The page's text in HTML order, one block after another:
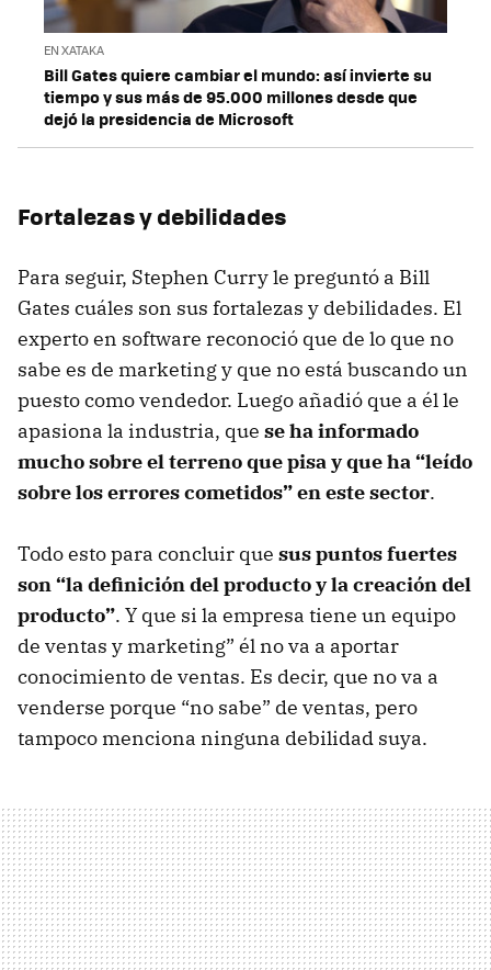
EN XATAKA
Bill Gates quiere cambiar el mundo: así invierte su
tiempo y sus más de 95.000 millones desde que
dejó la presidencia de Microsoft
Fortalezas y debilidades
Para seguir, Stephen Curry le preguntó a Bill
Gates cuáles son sus fortalezas y debilidades. El
experto en software reconoció que de lo que no
sabe es de marketing y que no está buscando un
puesto como vendedor. Luego añadió que a él le
apasiona la industria, que se ha informado
mucho sobre el terreno que pisa y que ha “leído
sobre los errores cometidos” en este sector.
Todo esto para concluir que sus puntos fuertes
son “la definición del producto y la creación del
producto”. Y que si la empresa tiene un equipo
de ventas y marketing” él no va a aportar
conocimiento de ventas. Es decir, que no va a
venderse porque “no sabe” de ventas, pero
tampoco menciona ninguna debilidad suya.